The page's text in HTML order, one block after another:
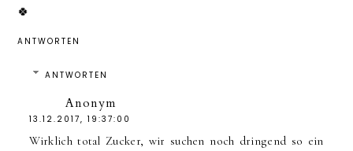
🍀
ANTWORTEN
ANTWORTEN
Anonym
13.12.2017, 19:37:00
Wirklich total Zucker, wir suchen noch dringend so ein